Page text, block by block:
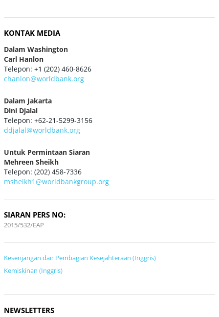
KONTAK MEDIA
Dalam Washington
Carl Hanlon
Telepon: +1 (202) 460-8626
chanlon@worldbank.org
Dalam Jakarta
Dini Djalal
Telepon: +62-21-5299-3156
ddjalal@worldbank.org
Untuk Permintaan Siaran
Mehreen Sheikh
Telepon: (202) 458-7336
msheikh1@worldbankgroup.org
SIARAN PERS NO:
2015/532/EAP
Kesenjangan dan Pembagian Kesejahteraan (Inggris)
Kemiskinan (Inggris)
NEWSLETTERS